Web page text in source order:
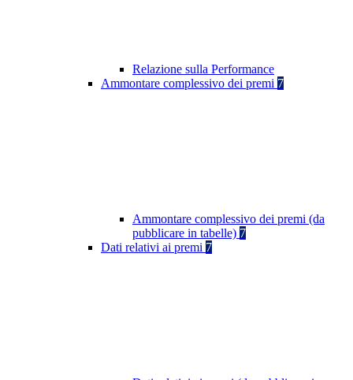
Relazione sulla Performance
Ammontare complessivo dei premi 7
Ammontare complessivo dei premi (da
pubblicare in tabelle) 7
Dati relativi ai premi 7